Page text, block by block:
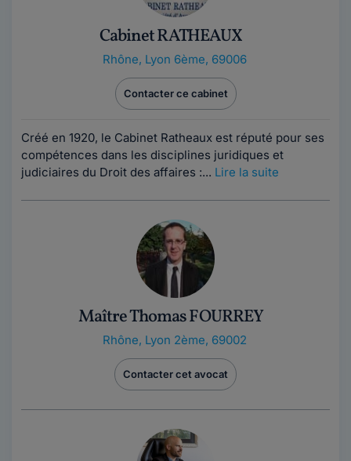
Cabinet RATHEAUX
Rhône, Lyon 6ème, 69006
Contacter ce cabinet
Créé en 1920, le Cabinet Ratheaux est réputé pour ses
compétences dans les disciplines juridiques et
judiciaires du Droit des affaires :... Lire la suite
Maître Thomas FOURREY
Rhône, Lyon 2ème, 69002
Contacter cet avocat